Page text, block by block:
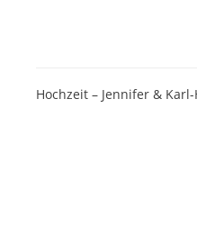
Hochzeit – Jennifer &